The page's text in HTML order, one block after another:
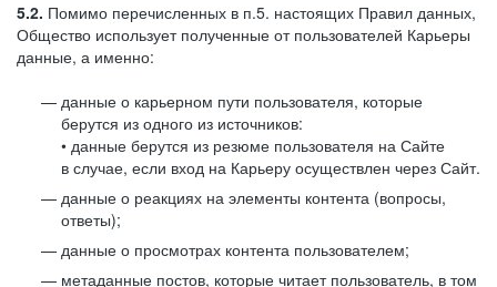
5.2. Помимо перечисленных в п.5. настоящих Правил данных,
Общество использует полученные от пользователей Карьеры
данные, а именно:
данные о карьерном пути пользователя, которые
берутся из одного из источников:
• данные берутся из резюме пользователя на Сайте
в случае, если вход на Карьеру осуществлен через Сайт.
данные о реакциях на элементы контента (вопросы,
ответы);
данные о просмотрах контента пользователем;
метаданные постов, которые читает пользователь, в том